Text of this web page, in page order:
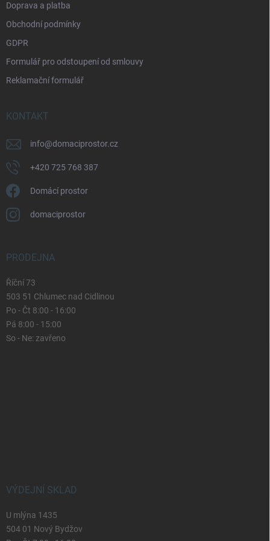
Doprava a platba
Obchodní podmínky
GDPR
Formulář pro odstoupení od smlouvy
Reklamační formulář
KONTAKT
info@domaciprostor.cz
+420 725 768 387
Domácí prostor
domaciprostor
PRODEJNA
Říční 73
503 51 Chlumec nad Cidlinou
Po - Čt 8:00 - 16:00
Pá 8:00 - 15:00
So - Ne: zavřeno
VÝDEJNÍ SKLAD
U mlýna 1435
504 01 Nový Bydžov